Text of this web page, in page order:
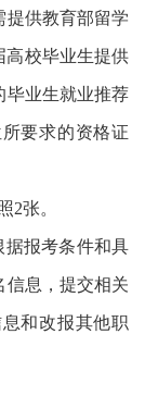
提供教育部留学
高校毕业生提供
毕业生就业推荐
要求的资格证
张。
报考条件和具
信息，提交相关
和改报其他职